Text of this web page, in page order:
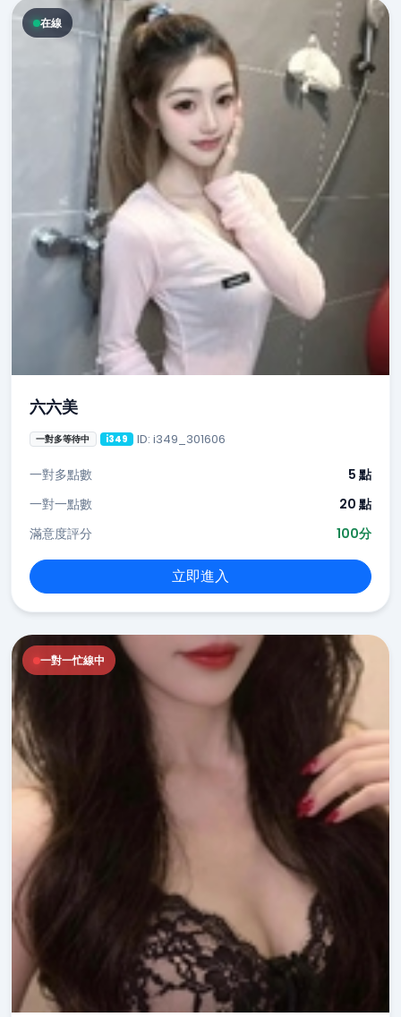
在線
六六美
一對多等待中 i349 ID: i349_301606
一對多點數
5 點
一對一點數
20 點
滿意度評分
100分
立即進入
一對一忙線中